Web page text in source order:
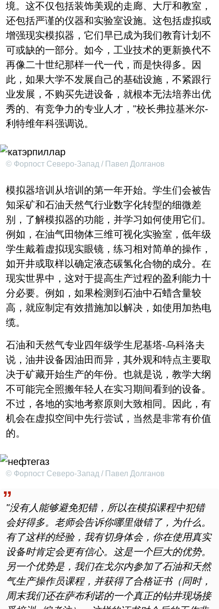
境。这不仅包括装饰美观的走廊、大厅和教室，
还包括严谨的仪器和实验室设施。这包括虚拟或
增强现实模拟器，它们早已成为我们教育计划不
可或缺的一部分。如今，工业技术的更新换代不
再像二十世纪那样一代一代，而是快得多。因
此，如果大学不发展自己的基础设施，不紧跟行
业发展，不购买先进设备，就根本无法培养出优
秀的、有竞争力的专业人才，"校长弗拉基米尔-
利特维年科强调说。
© Форпост Северо-Запад / Павел Долганов
模拟器培训从培训的第一年开始。学生们会被告
知采矿和石油天然气行业数字化转型的细微差
别，了解模拟器的功能，并学习如何使用它们。
例如，在油气田物体三维可视化实验室，低年级
学生戴着虚拟现实眼镜，练习相对简单的操作，
如开井或取样以确定液态碳氢化合物的成分。在
现实世界中，这对于提高生产过程的盈利能力十
分必要。例如，如果检测到石油中石蜡含量较
高，就应制定有效措施加以解决，如使用加热电
缆。
石油和天然气专业四年级学生尼基塔-乌科洛夫
说，油井设备因油田而异，其外观和特点主要取
决于矿藏开始生产的年份。也就是说，教学大纲
不可能完全照搬年轻人在实习期间看到的设备。
不过，各地的实地考察原则大致相同。因此，有
机会在虚拟空间中先行尝试，当然是非常有价值
的。
© Форпост Северо-Запад / Павел Долганов
"没有人能够避免犯错，所以在模拟课程中犯错
会好得多。老师会告诉你哪里做错了，为什么。
有了这样的经验，我有切身体会，你在使用真实
设备时肯定会更有信心。这是一个巨大的优势。
另一个优势是，我们在戈尔内参加了石油和天然
气生产操作员课程，并获得了合格证书（同时，
周末我们还在萨布利诺的一个真正的钻井现场接